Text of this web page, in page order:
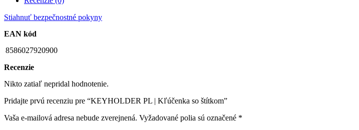
Stiahnuť bezpečnostné pokyny
EAN kód
8586027920900
Recenzie
Nikto zatiaľ nepridal hodnotenie.
Pridajte prvú recenziu pre “KEYHOLDER PL | Kľúčenka so štítkom”
Vaša e-mailová adresa nebude zverejnená. Vyžadované polia sú označené *